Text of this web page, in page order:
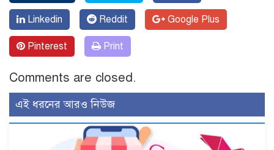
Linkedin Reddit Google Plus
Pinterest Print
Comments are closed.
এই ধরনের আরও নিউজ